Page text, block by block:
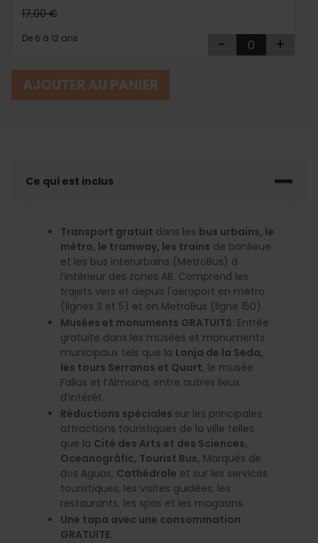
17,00 €
De 6 à 12 ans - +
AJOUTER AU PANIER
Ce qui est inclus
Transport gratuit dans les bus urbains, le
métro, le tramway, les trains de banlieue
et les bus interurbains (MetroBus) à
l’intérieur des zones AB. Comprend les
trajets vers et depuis l'aéroport en métro
(lignes 3 et 5) et en MetroBus (ligne 150).
Musées et monuments GRATUITS: Entrée
gratuite dans les musées et monuments
municipaux tels que la Lonja de la Seda,
les tours Serranos et Quart, le musée
Fallas et l’Almoina, entre autres lieux
d’intérêt.
Réductions spéciales sur les principales
attractions touristiques de la ville telles
que la Cité des Arts et des Sciences,
Oceanogràfic, Tourist Bus, Marqués de
dos Aguas, Cathédrale et sur les services
touristiques, les visites guidées, les
restaurants, les spas et les magasins.
Une tapa avec une consommation
GRATUITE.